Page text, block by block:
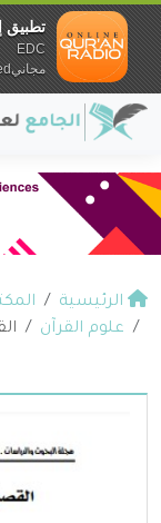
الرئيسية
علوم القرآن
تطبيق
EDC
مجانيundefined